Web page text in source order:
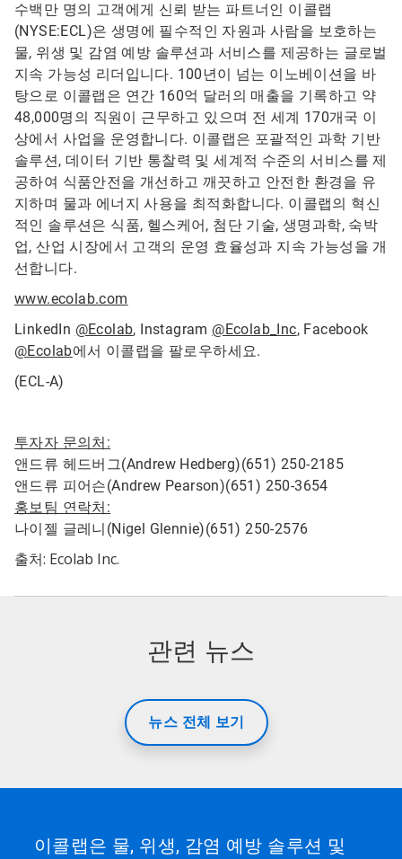
수백만 명의 고객에게 신뢰 받는 파트너인 이콜랩
(NYSE:ECL)은 생명에 필수적인 자원과 사람을 보호하는
물, 위생 및 감염 예방 솔루션과 서비스를 제공하는 글로벌
지속 가능성 리더입니다. 100년이 넘는 이노베이션을 바
탕으로 이콜랩은 연간 16​​​​​​​0억 달러의 매출을 기록하고 약
48,000명의 직원이 근무하고 있으며 전 세계 170개국 이
상에서 사업을 운영합니다. 이콜랩은 포괄적인 과학 기반
솔루션, 데이터 기반 통찰력 및 세계적 수준의 서비스를 제
공하여 식품안전을 개선하고 깨끗하고 안전한 환경을 유
지하며 물과 에너지 사용을 최적화합니다. 이콜랩의 혁신
적인 솔루션은 식품, 헬스케어, 첨단 기술, 생명과학, 숙박
업, 산업 시장에서 고객의 운영 효율성과 지속 가능성을 개
선합니다.
www.ecolab.com
LinkedIn @Ecolab, Instagram @Ecolab_Inc, Facebook
@Ecolab에서 이콜랩을 팔로우하세요.
(ECL-A)
투자자 문의처:
앤드류 헤드버그(Andrew Hedberg)(651) 250-2185
앤드류 피어슨(Andrew Pearson)(651) 250-3654
홍보팀 연락처:
나이젤 글레니(Nigel Glennie)(651) 250-2576
출처: Ecolab Inc.
관련 뉴스
뉴스 전체 보기
이콜랩은 물, 위생, 감염 예방 솔루션 및